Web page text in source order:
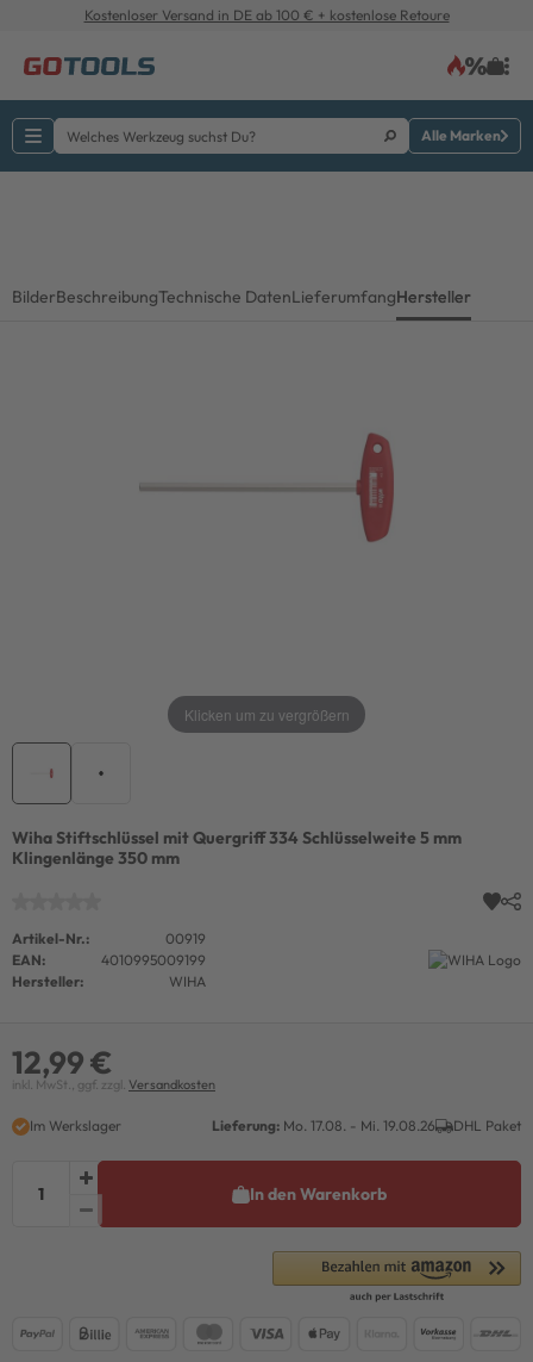
Kostenloser Versand in DE ab 100 € + kostenlose Retoure
Alle Marken
BilderBeschreibungTechnische DatenLieferumfangHersteller
Klicken um zu vergrößern
Wiha Stiftschlüssel mit Quergriff 334 Schlüsselweite 5 mm
Klingenlänge 350 mm
Artikel-Nr.:
00919
EAN:
4010995009199
Hersteller:
WIHA
12,99 €
inkl. MwSt., ggf. zzgl. Versandkosten
Im Werkslager Lieferung: Mo. 17.08. - Mi. 19.08.26 DHL Paket
In den Warenkorb